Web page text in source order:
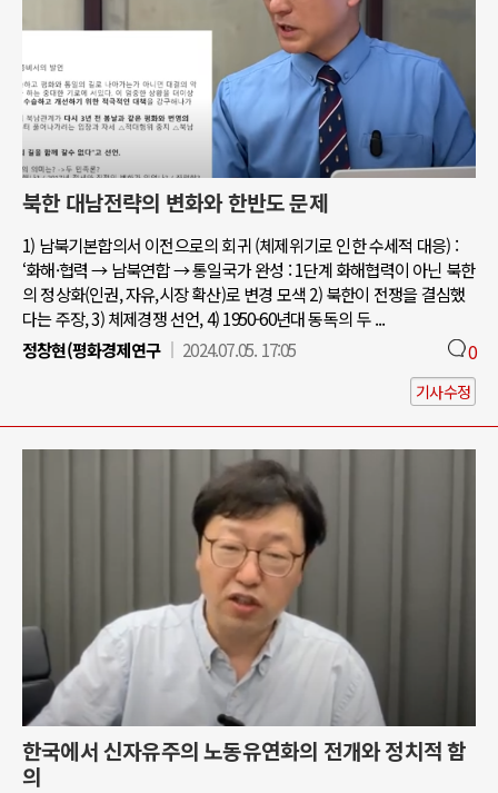
북한 대남전략의 변화와 한반도 문제
1) 남북기본합의서 이전으로의 회귀 (체제위기로 인한 수세적 대응) :
‘화해·협력 → 남북연합 → 통일국가 완성 : 1단계 화해협력이 아닌 북한
의 정상화(인권, 자유,시장 확산)로 변경 모색 2) 북한이 전쟁을 결심했
다는 주장, 3) 체제경쟁 선언, 4) 1950-60년대 동독의 두 ...
정창현(평화경제연구
2024.07.05. 17:05 0
기사수정
한국에서 신자유주의 노동유연화의 전개와 정치적 함
의